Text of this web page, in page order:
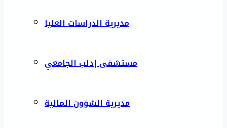
مديرية الدراسات العليا
مستشفى إدلب الجامعي
مديرية الشؤون المالية